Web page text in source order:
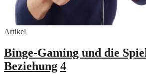
Artikel
Binge-Gaming und die
Beziehung 4